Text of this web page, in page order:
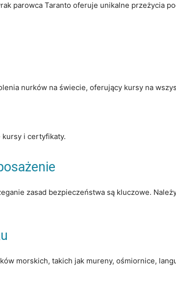
parowca Taranto oferuje unikalne przeżycia
nurków na świecie, oferujący kursy na
kursy i certyfikaty.
zasad bezpieczeństwa są kluczowe.
morskich, takich jak mureny, ośmiornice,